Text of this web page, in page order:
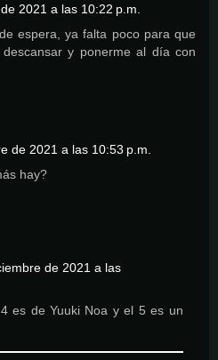
2021 a las 10:22 p.m.
espera, ya falta poco para que
y ponerme al día con
de 2021 a las 10:53 p.m.
hay?
de 2021 a las
es de Yuuki Noa y el 5 es un